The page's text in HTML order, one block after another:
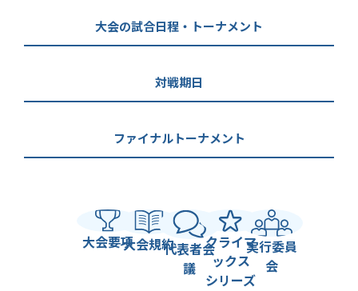
大会の試合日程・トーナメント
対戦期日
ファイナルトーナメント
大会要項大会規約代表者会
議
クライマ
ックス
シリーズ
実行委員
会